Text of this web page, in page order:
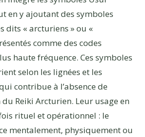
en y ajoutant des symboles
dits « arcturiens » ou «
comme des codes
haute fréquence. Ces symboles
selon les lignées et les
contribue à l’absence de
Reiki Arcturien. Leur usage en
rituel et opérationnel : le
mentalement, physiquement ou